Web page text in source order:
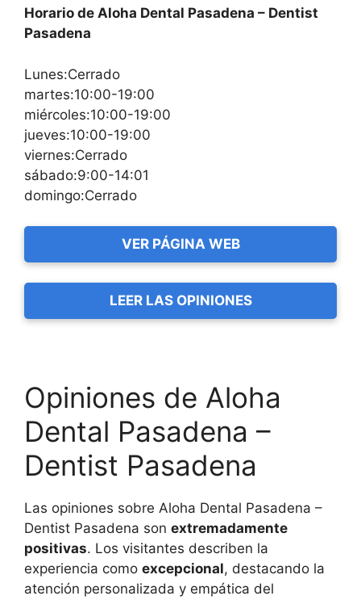
Horario de Aloha Dental Pasadena – Dentist
Pasadena
Lunes:Cerrado
martes:10:00-19:00
miércoles:10:00-19:00
jueves:10:00-19:00
viernes:Cerrado
sábado:9:00-14:01
domingo:Cerrado
VER PÁGINA WEB
LEER LAS OPINIONES
Opiniones de Aloha
Dental Pasadena –
Dentist Pasadena
Las opiniones sobre Aloha Dental Pasadena –
Dentist Pasadena son extremadamente
positivas. Los visitantes describen la
experiencia como excepcional, destacando la
atención personalizada y empática del